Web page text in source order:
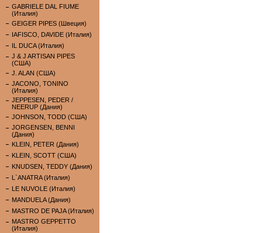
GABRIELE DAL FIUME
(Италия)
GEIGER PIPES (Швеция)
IAFISCO, DAVIDE (Италия)
IL DUCA (Италия)
J & J ARTISAN PIPES
(США)
J. ALAN (США)
JACONO, TONINO
(Италия)
JEPPESEN, PEDER /
NEERUP (Дания)
JOHNSON, TODD (США)
JORGENSEN, BENNI
(Дания)
KLEIN, PETER (Дания)
KLEIN, SCOTT (США)
KNUDSEN, TEDDY (Дания)
L`ANATRA (Италия)
LE NUVOLE (Италия)
MANDUELA (Дания)
MASTRO DE PAJA (Италия)
MASTRO GEPPETTO
(Италия)